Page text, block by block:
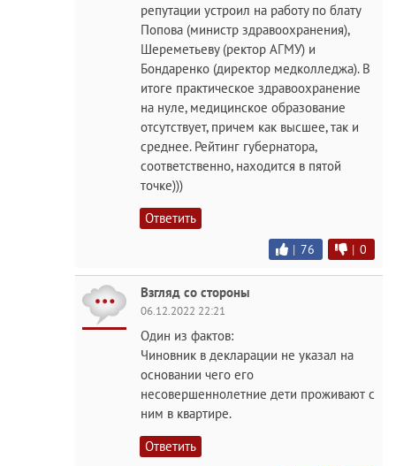
репутации устроил на работу по блату
Попова (министр здравоохранения),
Шереметьеву (ректор АГМУ) и
Бондаренко (директор медколледжа). В
итоге практическое здравоохранение
на нуле, медицинское образование
отсутствует, причем как высшее, так и
среднее. Рейтинг губернатора,
соответственно, находится в пятой
точке)))
Ответить
| 76 | 0
Взгляд со стороны
06.12.2022 22:21
Один из фактов:
Чиновник в декларации не указал на
основании чего его
несовершеннолетние дети проживают с
ним в квартире.
Ответить